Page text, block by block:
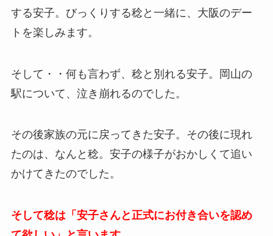
する安子。びっくりする稔と一緒に、大阪のデー
トを楽しみます。
そして・・何も言わず、稔と別れる安子。岡山の
駅について、泣き崩れるのでした。
その後家族の元に戻ってきた安子。その後に現れ
たのは、なんと稔。安子の様子がおかしくて追い
かけてきたのでした。
そして稔は「安子さんと正式にお付き合いを認め